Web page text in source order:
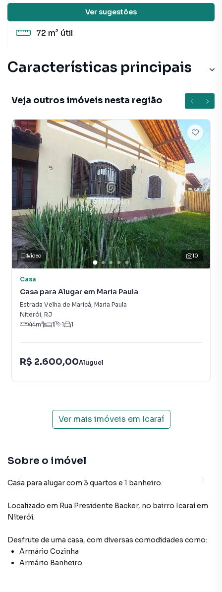
Ver sugestões
72 m² útil
Características principais
Veja outros imóveis nesta região
10
Vídeo
Casa
Casa para Alugar em Maria Paula
Estrada Velha de Maricá, Maria Paula
Niterói, RJ
44m² 1 1 1
R$ 2.600,00Aluguel
Ver mais imóveis em Icaraí
Sobre o imóvel
Casa para alugar com 3 quartos e 1 banheiro.
Localizado em Rua Presidente Backer, no bairro Icaraíem
Niterói.
Desfrute de uma casa, com diversas comodidades como:
Armário Cozinha
Armário Banheiro